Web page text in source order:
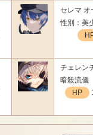
セレマ オ
性別：美
チェレン
暗殺流儀
HP